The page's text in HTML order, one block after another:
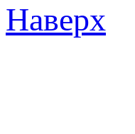
Наверх